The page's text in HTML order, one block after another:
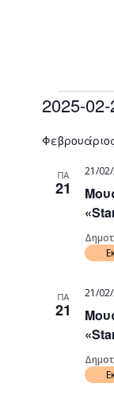
2025-02-
date.
ΠΑ
21
21/
ΠΑ
21
21/